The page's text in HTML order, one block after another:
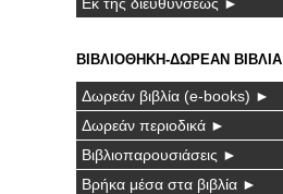
ΒΙΒΛΙΟΘΗΚΗ-ΔΩΡΕΑΝ ΒΙΒΛΙΑ
Δωρεάν βιβλία (e-books) ►
Δωρεάν περιοδικά ►
Βιβλιοπαρουσιάσεις ►
Βρήκα μέσα στα βιβλία ►